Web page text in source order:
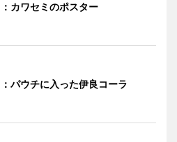
カワセミのポスター
パウチに入った伊良コーラ